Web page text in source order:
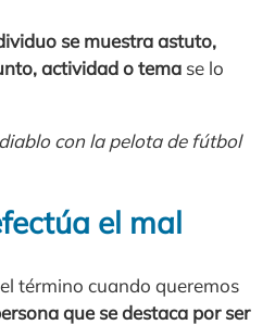
se muestra astuto,
actividad o tema se lo
con la pelota de fútbol
el mal
término cuando queremos
que se destaca por ser